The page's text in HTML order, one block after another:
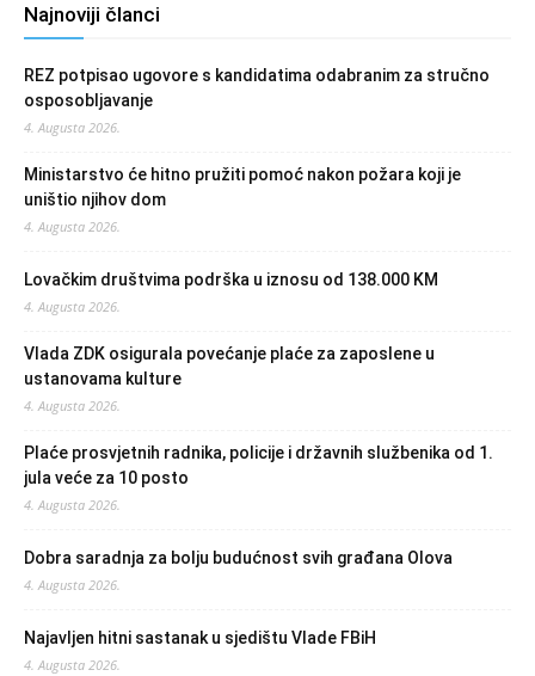
Najnoviji članci
REZ potpisao ugovore s kandidatima odabranim za stručno
osposobljavanje
4. Augusta 2026.
Ministarstvo će hitno pružiti pomoć nakon požara koji je
uništio njihov dom
4. Augusta 2026.
Lovačkim društvima podrška u iznosu od 138.000 KM
4. Augusta 2026.
Vlada ZDK osigurala povećanje plaće za zaposlene u
ustanovama kulture
4. Augusta 2026.
Plaće prosvjetnih radnika, policije i državnih službenika od 1.
jula veće za 10 posto
4. Augusta 2026.
Dobra saradnja za bolju budućnost svih građana Olova
4. Augusta 2026.
Najavljen hitni sastanak u sjedištu Vlade FBiH
4. Augusta 2026.